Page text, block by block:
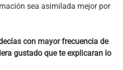
sea asimilada mejor por
con mayor frecuencia de
gustado que te explicaran lo